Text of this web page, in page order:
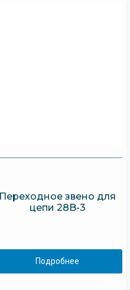
Переходное звено для
цепи 28B-3
Подробнее